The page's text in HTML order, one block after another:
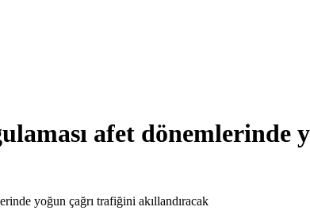
afet dönemlerinde
yoğun çağrı trafiğini akıllandıracak